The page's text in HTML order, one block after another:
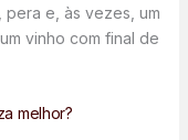
pera e, às vezes, um
vinho com final de
melhor?